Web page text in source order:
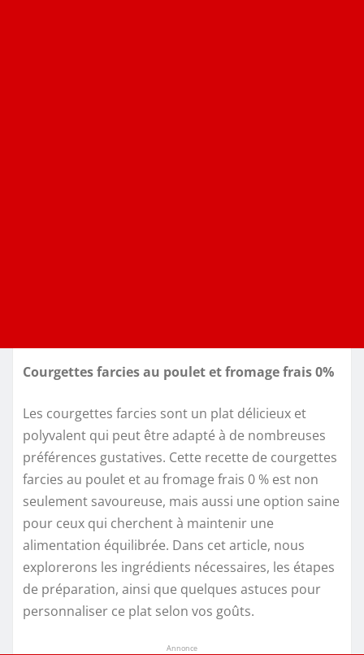
Courgettes farcies au poulet et fromage frais 0%
Les courgettes farcies sont un plat délicieux et
polyvalent qui peut être adapté à de nombreuses
préférences gustatives. Cette recette de courgettes
farcies au poulet et au fromage frais 0 % est non
seulement savoureuse, mais aussi une option saine
pour ceux qui cherchent à maintenir une
alimentation équilibrée. Dans cet article, nous
explorerons les ingrédients nécessaires, les étapes
de préparation, ainsi que quelques astuces pour
personnaliser ce plat selon vos goûts.
Annonce